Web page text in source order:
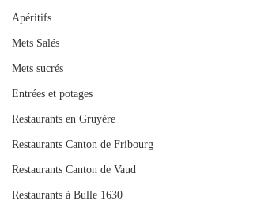
Apéritifs
Mets Salés
Mets sucrés
Entrées et potages
Restaurants en Gruyère
Restaurants Canton de Fribourg
Restaurants Canton de Vaud
Restaurants à Bulle 1630